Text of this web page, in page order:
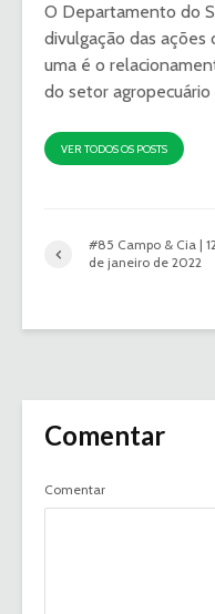
O Departamento do
divulgação das ações
uma é o
do setor
VER TODOS OS POSTS
#85 Campo & Cia |
de janeiro de 2022
Comentar
Comentar